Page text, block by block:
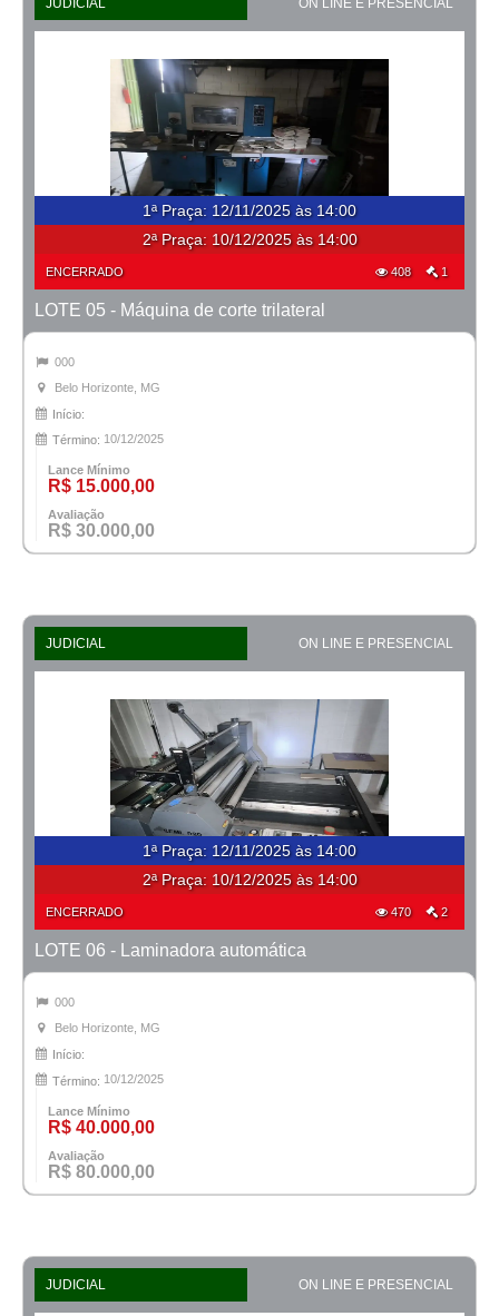
JUDICIAL ON LINE E PRESENCIAL
1ª Praça: 12/11/2025 às 14:00
2ª Praça: 10/12/2025 às 14:00
ENCERRADO 408 1
LOTE 05 - Máquina de corte trilateral
000
Belo Horizonte, MG
Início:
Término: 10/12/2025
Lance Mínimo
R$ 15.000,00
Avaliação
R$ 30.000,00
JUDICIAL ON LINE E PRESENCIAL
1ª Praça: 12/11/2025 às 14:00
2ª Praça: 10/12/2025 às 14:00
ENCERRADO 470 2
LOTE 06 - Laminadora automática
000
Belo Horizonte, MG
Início:
Término: 10/12/2025
Lance Mínimo
R$ 40.000,00
Avaliação
R$ 80.000,00
JUDICIAL ON LINE E PRESENCIAL